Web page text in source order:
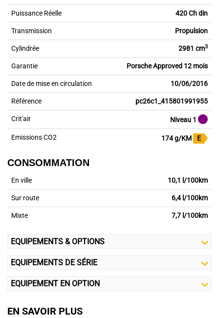
Puissance Réelle 420 Ch din
Transmission Propulsion
Cylindrée 2981 cm3
Garantie Porsche Approved 12 mois
Date de mise en circulation 10/06/2016
Référence pc26c1_415801991955
Crit'air Niveau 1
Emissions CO2 174 g/KM E
CONSOMMATION
En ville 10,1 l/100km
Sur route 6,4 l/100km
Mixte 7,7 l/100km
EQUIPEMENTS & OPTIONS
EQUIPEMENTS DE SÉRIE
EQUIPEMENT EN OPTION
EN SAVOIR PLUS